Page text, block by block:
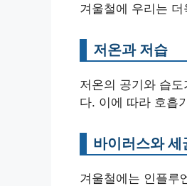
겨울철에 우리는
저온과 저습
저온의 공기와 습
다. 이에 따라 호흡
바이러스와 세
겨울철에는 인플루